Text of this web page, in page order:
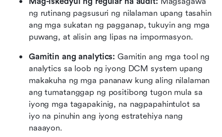
ng rutinang pagsusuri ng nilalaman upang tasahin
ang mga sukatan ng pagganap, tukuyin ang mga
puwang, at alisin ang lipas na impormasyon.
Gamitin ang analytics: Gamitin ang mga tool ng
analytics sa loob ng iyong DCM system upang
makakuha ng mga pananaw kung aling nilalaman
ang tumatanggap ng positibong tugon mula sa
iyong mga tagapakinig, na nagpapahintulot sa
iyo na pinuhin ang iyong estratehiya nang
naaayon.